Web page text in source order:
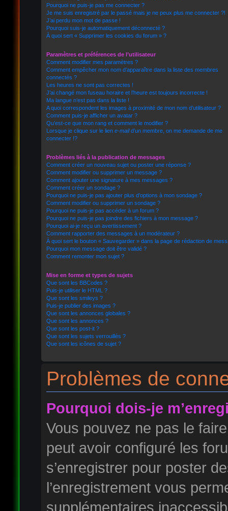
Pourquoi ne puis-je pas me connecter ?
Je me suis enregistré par le passé mais je ne peux plus me connecter ?!
J’ai perdu mon mot de passe !
Pourquoi suis-je automatiquement déconnecté ?
À quoi sert « Supprimer les cookies du forum » ?
Paramètres et préférences de l’utilisateur
Comment modifier mes paramètres ?
Comment empêcher mon nom d’apparaître dans la liste des membres
connectés ?
Les heures ne sont pas correctes !
J’ai changé mon fuseau horaire et l’heure est toujours incorrecte !
Ma langue n’est pas dans la liste !
A quoi correspondent les images à proximité de mon nom d’utilisateur ?
Comment puis-je afficher un avatar ?
Qu’est-ce que mon rang et comment le modifier ?
Lorsque je clique sur le lien e-maild’un membre, on me demande de me
connecter !?
Problèmes liés à la publication de messages
Comment créer un nouveau sujet ou poster une réponse ?
Comment modifier ou supprimer un message ?
Comment ajouter une signature à mes messages ?
Comment créer un sondage ?
Pourquoi ne puis-je pas ajouter plus d’options à mon sondage ?
Comment modifier ou supprimer un sondage ?
Pourquoi ne puis-je pas accéder à un forum ?
Pourquoi ne puis-je pas joindre des fichiers à mon message ?
Pourquoi ai-je reçu un avertissement ?
Comment rapporter des messages à un modérateur ?
À quoi sert le bouton « Sauvegarder » dans la page de rédaction de
Pourquoi mon message doit être validé ?
Comment remonter mon sujet ?
Mise en forme et types de sujets
Que sont les BBCodes ?
Puis-je utiliser le HTML ?
Que sont les smileys ?
Puis-je publier des images ?
Que sont les annonces globales ?
Que sont les annonces ?
Que sont les post-it ?
Que sont les sujets verrouillés ?
Que sont les icônes de sujet ?
Problèmes de
Pourquoi dois-je
Vous pouvez ne pas le
peut avoir configuré les
s’enregistrer pour poster
l’enregistrement vous
supplémentaires